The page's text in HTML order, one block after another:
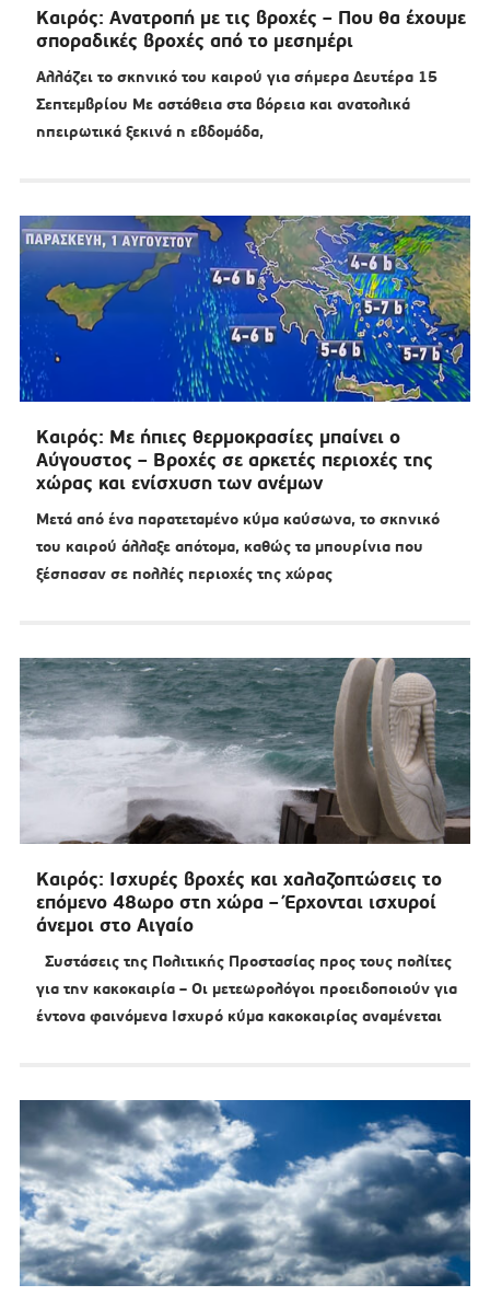
Καιρός: Ανατροπή με τις βροχές – Που θα έχουμε
σποραδικές βροχές από το μεσημέρι
Αλλάζει το σκηνικό του καιρού για σήμερα Δευτέρα 15
Σεπτεμβρίου Με αστάθεια στα βόρεια και ανατολικά
ηπειρωτικά ξεκινά η εβδομάδα,
Καιρός: Με ήπιες θερμοκρασίες μπαίνει ο
Αύγουστος – Βροχές σε αρκετές περιοχές της
χώρας και ενίσχυση των ανέμων
Μετά από ένα παρατεταμένο κύμα καύσωνα, το σκηνικό
του καιρού άλλαξε απότομα, καθώς τα μπουρίνια που
ξέσπασαν σε πολλές περιοχές της χώρας
Καιρός: Ισχυρές βροχές και χαλαζοπτώσεις το
επόμενο 48ωρο στη χώρα – Έρχονται ισχυροί
άνεμοι στο Αιγαίο
Συστάσεις της Πολιτικής Προστασίας προς τους πολίτες
για την κακοκαιρία – Οι μετεωρολόγοι προειδοποιούν για
έντονα φαινόμενα Ισχυρό κύμα κακοκαιρίας αναμένεται